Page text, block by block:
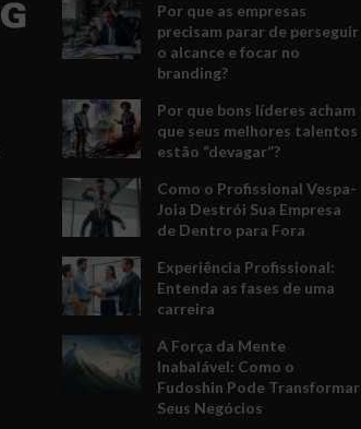
Por que as empresas
precisam parar de perseguir
o alcance e focar no
branding?
Por que bons líderes acham
que seus melhores talentos
estão “devagar”?
Como o Profissional Vespa-
Joia Destrói Sua Empresa
de Dentro para Fora
Experiência Profissional:
Entenda as fases de uma
carreira
A Força da Mente
Inabalável: Como o
Fudoshin Pode Transformar
Seus Negócios